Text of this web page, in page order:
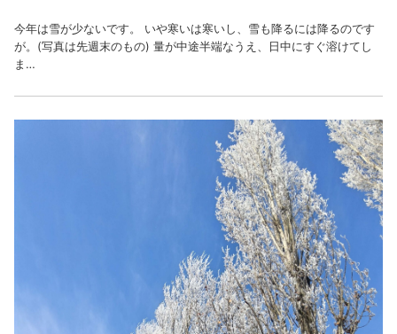
今年は雪が少ないです。 いや寒いは寒いし、雪も降るには降るのです
が。(写真は先週末のもの) 量が中途半端なうえ、日中にすぐ溶けてし
ま…